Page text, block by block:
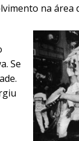
na área
Se